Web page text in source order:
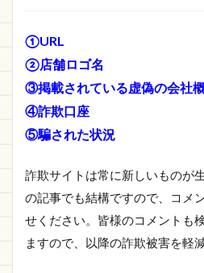
①URL
②店舗ロゴ名
③掲載されている虚偽の会社
④詐欺口座
⑤騙された状況
詐欺サイトは常に新しいものが
の記事でも結構ですので、コメ
せください。皆様のコメントも
ますので、以降の詐欺被害を軽